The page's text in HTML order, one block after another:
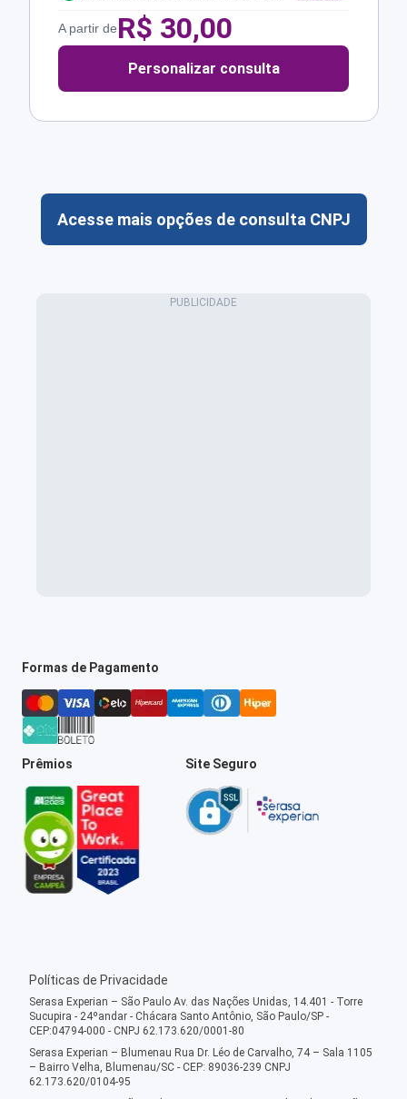
A partir deR$ 30,00
Personalizar consulta
Acesse mais opções de consulta CNPJ
Formas de Pagamento
Prêmios Site Seguro
Políticas de Privacidade
Serasa Experian – São Paulo Av. das Nações Unidas, 14.401 - Torre
Sucupira - 24ºandar - Chácara Santo Antônio, São Paulo/SP -
CEP:04794-000 - CNPJ 62.173.620/0001-80
Serasa Experian – Blumenau Rua Dr. Léo de Carvalho, 74 – Sala 1105
– Bairro Velha, Blumenau/SC - CEP: 89036-239 CNPJ
62.173.620/0104-95